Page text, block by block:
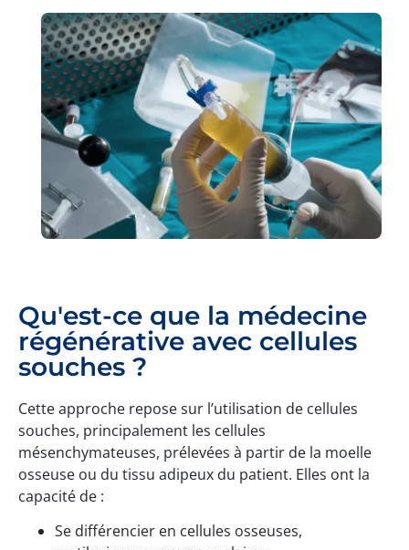
Qu'est-ce que la médecine
régénérative avec cellules
souches ?
Cette approche repose sur l’utilisation de cellules
souches, principalement les cellules
mésenchymateuses, prélevées à partir de la moelle
osseuse ou du tissu adipeux du patient. Elles ont la
capacité de :
Se différencier en cellules osseuses,